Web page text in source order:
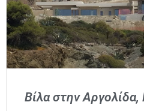
Βίλα στην